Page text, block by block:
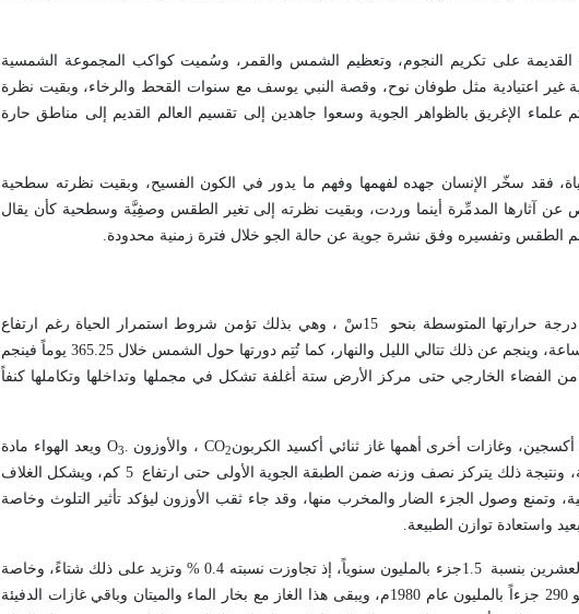
على تكريم النجوم، وتعظيم الشمس والقمر، وسُميت كواكب المجموعة الشمسية
غير اعتيادية مثل طوفان نوح، وقصة النبي يوسف مع سنوات القحط والرخاء، وبقيت نظرة
علماء الإغريق بالظواهر الجوية وسعوا جاهدين إلى تقسيم العالم القديم إلى مناطق حارة
فقد سخّر الإنسان جهده لفهمها وفهم ما يدور في الكون الفسيح، وبقيت نظرته سطحية
عن آثارها المدمِّرة أينما وردت، وبقيت نظرته إلى تغير الطقس وصفِيَّة وسطحية كأن يقال
الطقس وتفسيره وفق نشرة جوية عن حالة الجو خلال فترة زمنية محدودة.
تحتل الكرة الأرضية موقعا متوسطاً بين كواكب المجموعة الشمسية، وتقدر درجة حرارتها المتوسطة بنحو 15سْ ، وهي بذلك تؤمن شروط استمرار الحياة رغم ارتفاع
الحرارة فوق 55 سْ، وانخفاضها دون - 70سْ، وهي تدور حول محورها كل 24 ساعة، وينجم عن ذلك تتالي الليل والنهار، كما تُتِم دورتها حول الشمس خلال 365.25 يوماً فينجم
من الفضاء الخارجي حتى مركز الأرض ستة أغلفة تشكل في مجملها وتداخلها وتكاملها كنفاً
CO2 ، والأوزون O3.
ويعد الهواء مادة
، إذ تزداد كثافته بفعل الجاذبية الأرضية، ونتيجة ذلك يتركز نصف وزنه ضمن الطبقة الجوية الأولى حتى ارتفاع 5 كم، ويشكل الغلاف
80 % من الأشعة فوق البنفسجية، وتمنع وصول الجزء الضار والمخرب منها، وقد جاء ثقب الأوزون ليؤكد تأثير التلوث وخاصة
واستعادة توازن الطبيعة.
سجل تزايد غاز ثنائي أكسيد الكربون في الجو خلال النصف الثاني من القرن العشرين بنسبة 1.5جزء بالمليون سنوياً، إذ تجاوزت نسبته 0.4 % وتزيد على ذلك شتاءً، وخاصة
فوق المدن الكبيرة والمناطق الصناعية، وتشير الدلائل إلى أن نسبته كانت نحو 290 جزءاً بالمليون عام 1980م، ويبقى هذا الغاز مع بخار الماء والميتان وباقي غازات الدفيئة